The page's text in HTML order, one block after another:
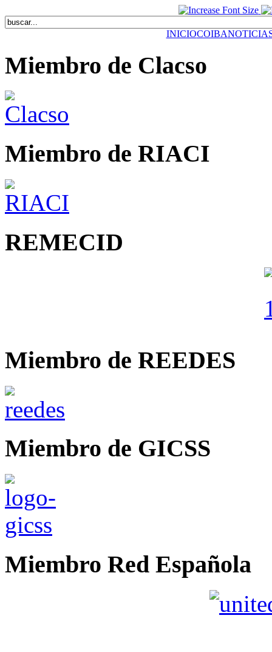
INICIOCOIBA
Miembro de Clacso
Miembro de RIACI
REMECID
Miembro de REEDES
Miembro de GICSS
Miembro Red Española